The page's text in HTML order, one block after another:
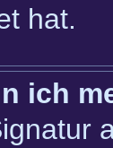
hat.
ich